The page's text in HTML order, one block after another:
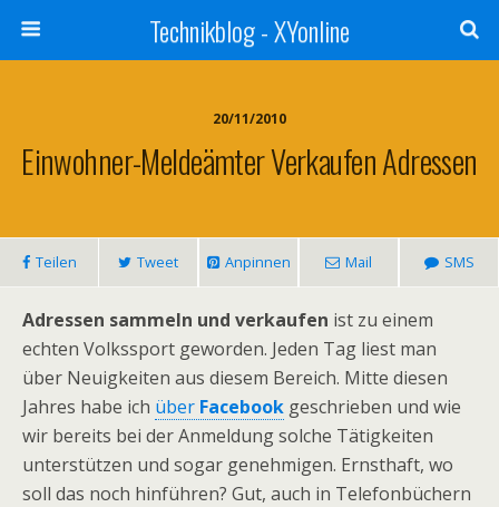
Technikblog - XYonline
20/11/2010
Einwohner-Meldeämter Verkaufen Adressen
Teilen Tweet Anpinnen Mail SMS
Adressen sammeln und verkaufen ist zu einem
echten Volkssport geworden. Jeden Tag liest man
über Neuigkeiten aus diesem Bereich. Mitte diesen
Jahres habe ich über Facebook geschrieben und wie
wir bereits bei der Anmeldung solche Tätigkeiten
unterstützen und sogar genehmigen. Ernsthaft, wo
soll das noch hinführen? Gut, auch in Telefonbüchern